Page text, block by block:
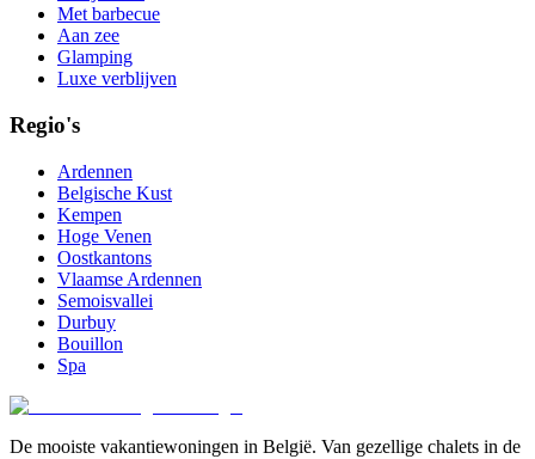
Met barbecue
Aan zee
Glamping
Luxe verblijven
Regio's
Ardennen
Belgische Kust
Kempen
Hoge Venen
Oostkantons
Vlaamse Ardennen
Semoisvallei
Durbuy
Bouillon
Spa
De mooiste vakantiewoningen in België. Van gezellige chalets in de